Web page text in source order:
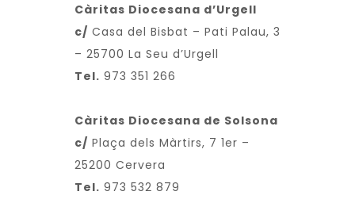
Càritas Diocesana d’Urgell
c/ Casa del Bisbat – Pati Palau, 3
– 25700 La Seu d’Urgell
Tel. 973 351 266
Càritas Diocesana de Solsona
c/ Plaça dels Màrtirs, 7 1er –
25200 Cervera
Tel. 973 532 879